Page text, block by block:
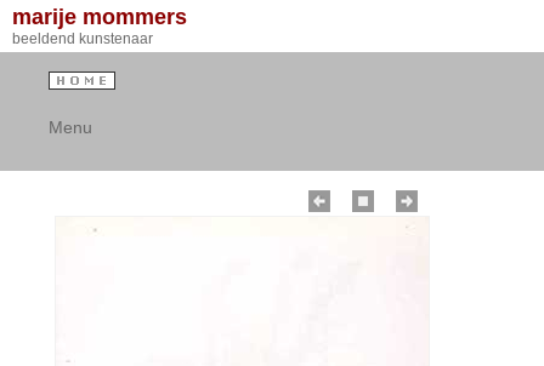
marije mommers
beeldend kunstenaar
Menu